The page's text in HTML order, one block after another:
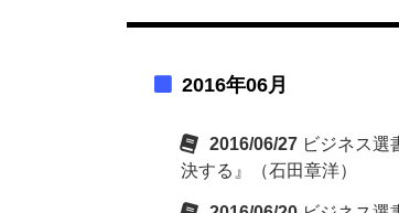
2016年06月
2016/06/27 ビジネス
決する』（石田章洋）